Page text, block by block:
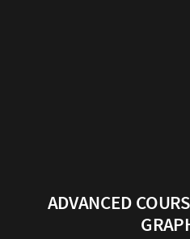
ADVANCED